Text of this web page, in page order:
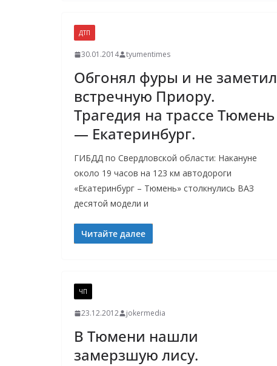
ДТП
30.01.2014 tyumentimes
Обгонял фуры и не заметил
встречную Приору.
Трагедия на трассе Тюмень
— Екатеринбург.
ГИБДД по Свердловской области: Накануне
около 19 часов на 123 км автодороги
«Екатеринбург – Тюмень» столкнулись ВАЗ
десятой модели и
Читайте далее
ЧП
23.12.2012 jokermedia
В Тюмени нашли
замерзшую лису.